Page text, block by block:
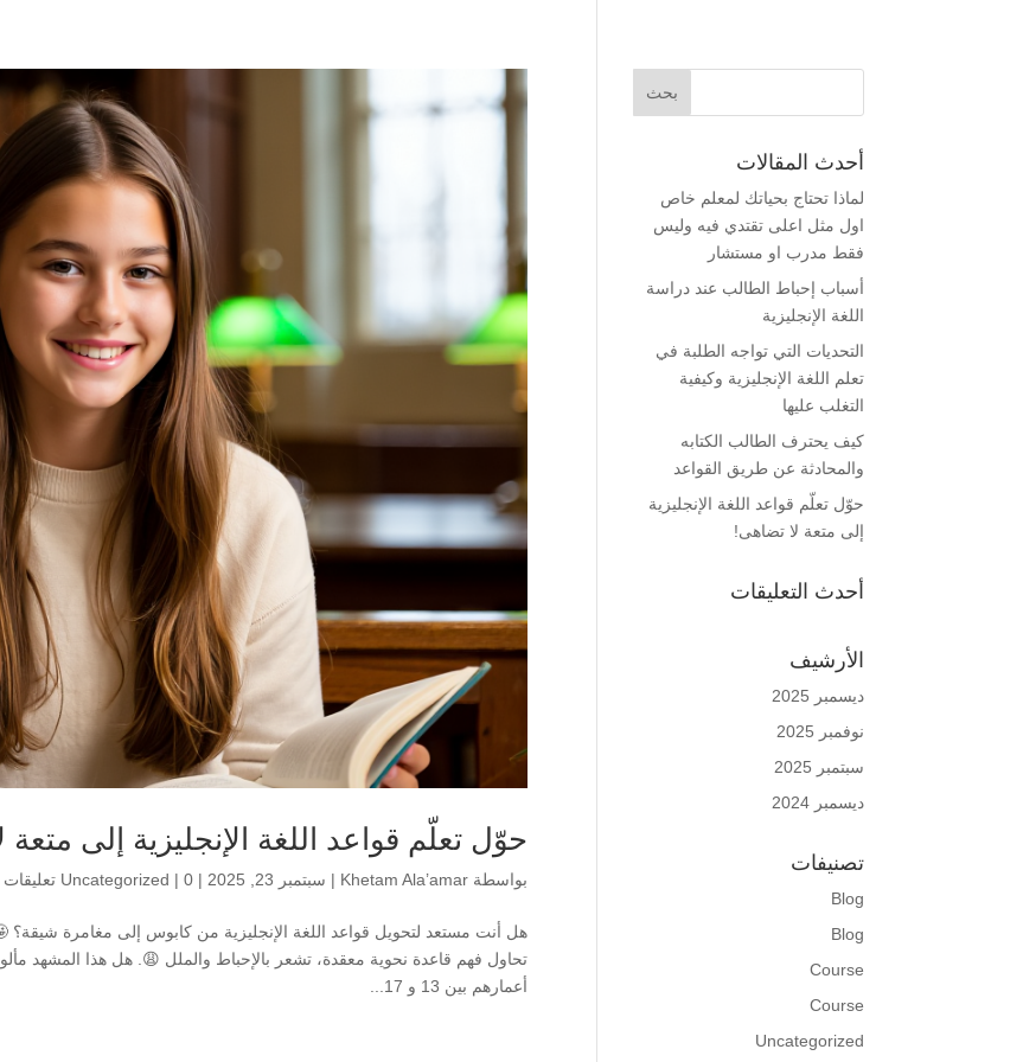
حوّل تعلّم قواعد اللغة الإنجليزية إلى
بواسطة Khetam Ala’amar
| سبتمبر 23, 2025 |
Uncategorized |0 تعليقات
هل أنت مستعد لتحويل قواعد اللغة الإنجليزية من كابوس إلى مغامرة
تحاول فهم قاعدة نحوية معقدة، تشعر بالإحباط والملل 😩. هل هذا المشهد
أعمارهم بين 13 و 17...
أحدث المقالات
لماذا تحتاج بحياتك لمعلم خاص
اول مثل اعلى تقتدي فيه وليس
فقط مدرب او مستشار
أسباب إحباط الطالب عند دراسة
اللغة الإنجليزية
التحديات التي تواجه الطلبة في
تعلم اللغة الإنجليزية وكيفية
التغلب عليها
كيف يحترف الطالب الكتابه
والمحادثة عن طريق القواعد
حوّل تعلّم قواعد اللغة الإنجليزية
إلى متعة لا تضاهى!
أحدث التعليقات
الأرشيف
ديسمبر 2025
نوفمبر 2025
سبتمبر 2025
ديسمبر 2024
تصنيفات
Blog
Blog
Course
Course
Uncategorized